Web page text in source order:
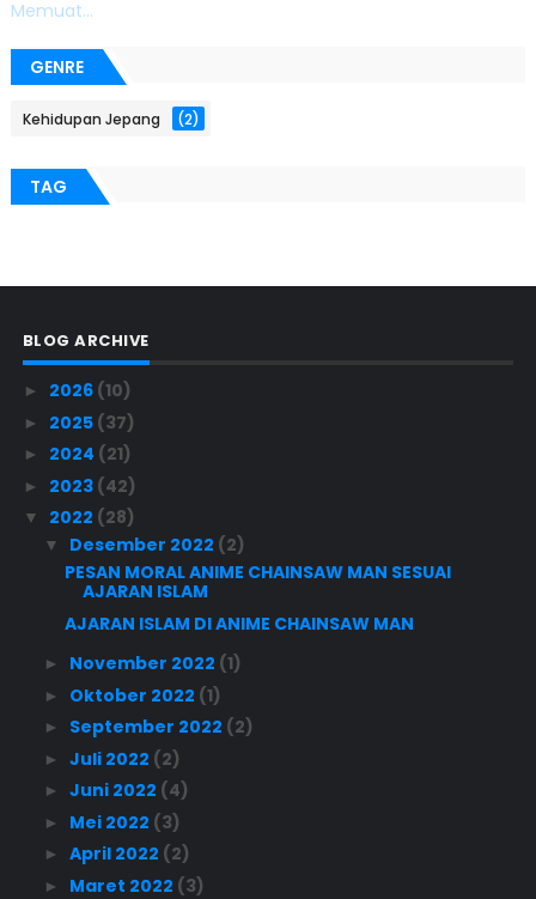
Memuat...
GENRE
Kehidupan Jepang (2)
TAG
BLOG ARCHIVE
► 2026 (10)
► 2025 (37)
► 2024 (21)
► 2023 (42)
▼ 2022 (28)
▼ Desember 2022 (2)
PESAN MORAL ANIME CHAINSAW MAN SESUAI
AJARAN ISLAM
AJARAN ISLAM DI ANIME CHAINSAW MAN
► November 2022 (1)
► Oktober 2022 (1)
► September 2022 (2)
► Juli 2022 (2)
► Juni 2022 (4)
► Mei 2022 (3)
► April 2022 (2)
► Maret 2022 (3)